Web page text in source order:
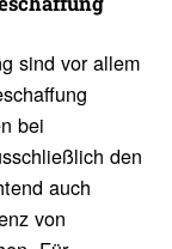
sind vor allem
bei
den
auch
von